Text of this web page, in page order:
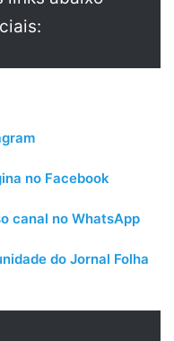
no Facebook
canal no WhatsApp
do Jornal Folha